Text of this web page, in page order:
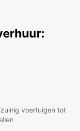
voertuigen tot